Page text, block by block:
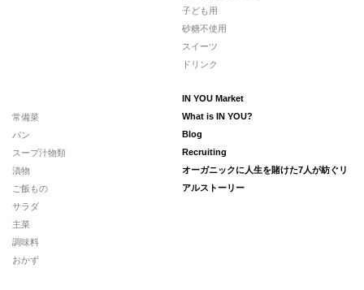
子ども用
砂糖不使用
スイーツ
ドリンク
常備菜
パン
スープ汁物類
漬物
ご飯もの
サラダ
主菜
調味料
おかず
IN YOU Market
What is IN YOU?
Blog
Recruiting
オーガニックに人生を賭けた7人が紡ぐリ
アルストーリー